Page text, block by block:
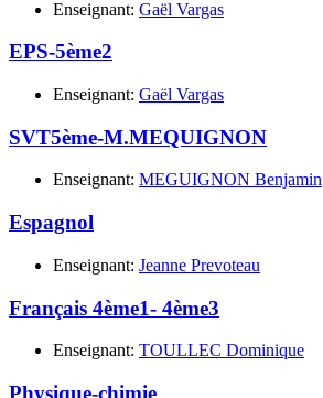
Enseignant: Gaël Vargas
EPS-5ème2
Enseignant: Gaël Vargas
SVT5ème-M.MEQUIGNON
Enseignant: MEGUIGNON Benjamin
Espagnol
Enseignant: Jeanne Prevoteau
Français 4ème1- 4ème3
Enseignant: TOULLEC Dominique
Physique-chimie